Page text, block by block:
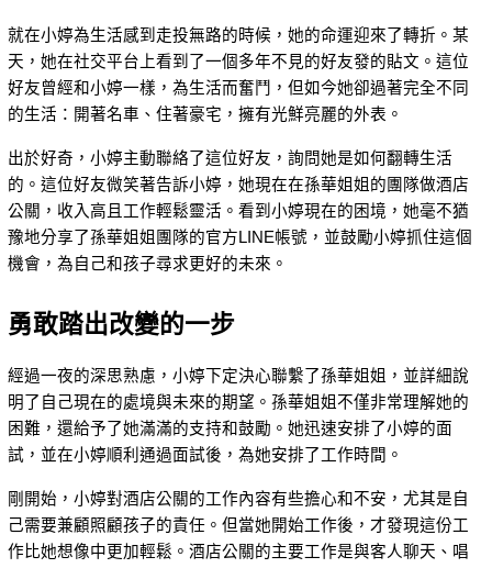
就在小婷為生活感到走投無路的時候，她的命運迎來了轉折。某
天，她在社交平台上看到了一個多年不見的好友發的貼文。這位
好友曾經和小婷一樣，為生活而奮鬥，但如今她卻過著完全不同
的生活：開著名車、住著豪宅，擁有光鮮亮麗的外表。
出於好奇，小婷主動聯絡了這位好友，詢問她是如何翻轉生活
的。這位好友微笑著告訴小婷，她現在在孫華姐姐的團隊做酒店
公關，收入高且工作輕鬆靈活。看到小婷現在的困境，她毫不猶
豫地分享了孫華姐姐團隊的官方LINE帳號，並鼓勵小婷抓住這個
機會，為自己和孩子尋求更好的未來。
勇敢踏出改變的一步
經過一夜的深思熟慮，小婷下定決心聯繫了孫華姐姐，並詳細說
明了自己現在的處境與未來的期望。孫華姐姐不僅非常理解她的
困難，還給予了她滿滿的支持和鼓勵。她迅速安排了小婷的面
試，並在小婷順利通過面試後，為她安排了工作時間。
剛開始，小婷對酒店公關的工作內容有些擔心和不安，尤其是自
己需要兼顧照顧孩子的責任。但當她開始工作後，才發現這份工
作比她想像中更加輕鬆。酒店公關的主要工作是與客人聊天、唱